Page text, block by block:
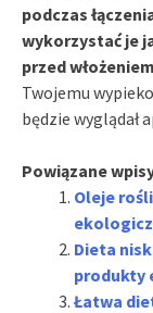
podczas
wykorzystać je
przed
Twojemu
będzie wyglądał
Powiązane
Oleje
Dieta
produkty
Łatwa